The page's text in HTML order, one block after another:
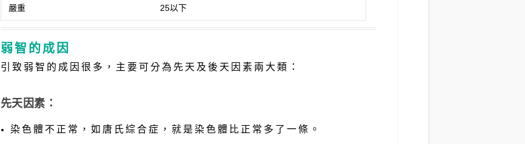
嚴重 25以下
弱智的成因
引致弱智的成因很多，主要可分為先天及後天因素兩大類：
先天因素：
染色體不正常，如唐氏綜合症，就是染色體比正常多了一條。